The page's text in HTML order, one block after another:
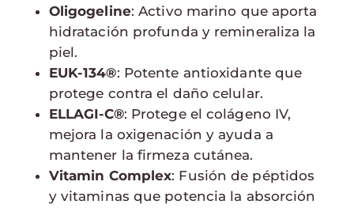
Oligogeline: Activo marino que aporta
hidratación profunda y remineraliza la
piel.
EUK-134®: Potente antioxidante que
protege contra el daño celular.
ELLAGI-C®: Protege el colágeno IV,
mejora la oxigenación y ayuda a
mantener la firmeza cutánea.
Vitamin Complex: Fusión de péptidos
y vitaminas que potencia la absorción